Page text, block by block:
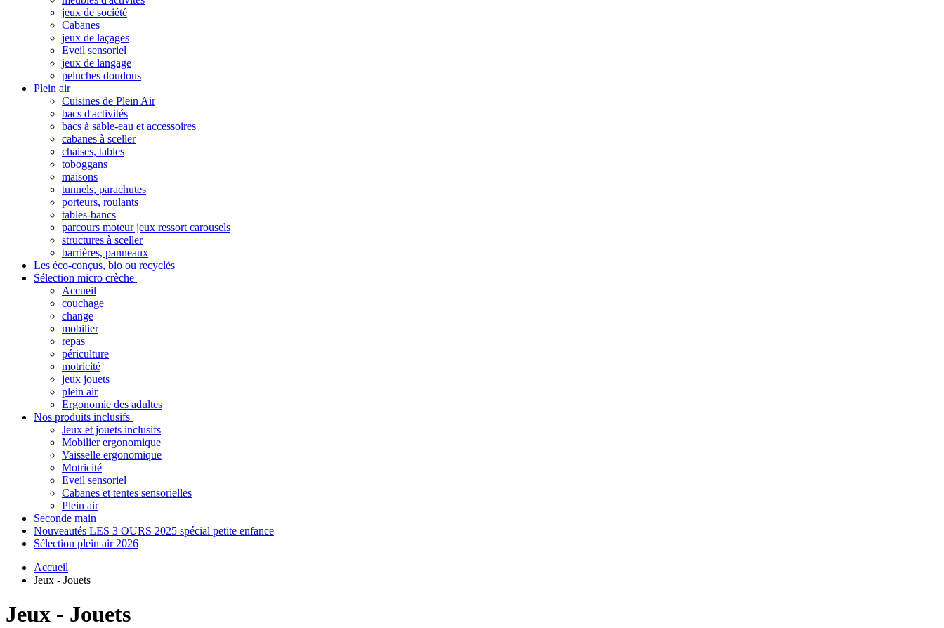
jeux de société
Cabanes
jeux de laçages
Eveil sensoriel
jeux de langage
peluches doudous
Plein air
Cuisines de Plein Air
bacs d'activités
bacs à sable-eau et accessoires
cabanes à sceller
chaises, tables
toboggans
maisons
tunnels, parachutes
porteurs, roulants
tables-bancs
parcours moteur jeux ressort carousels
structures à sceller
barrières, panneaux
Les éco-conçus, bio ou recyclés
Sélection micro crèche
Accueil
couchage
change
mobilier
repas
périculture
motricité
jeux jouets
plein air
Ergonomie des adultes
Nos produits inclusifs
Jeux et jouets inclusifs
Mobilier ergonomique
Vaisselle ergonomique
Motricité
Eveil sensoriel
Cabanes et tentes sensorielles
Plein air
Seconde main
Nouveautés LES 3 OURS 2025 spécial petite enfance
Sélection plein air 2026
Accueil
Jeux - Jouets
Jeux - Jouets